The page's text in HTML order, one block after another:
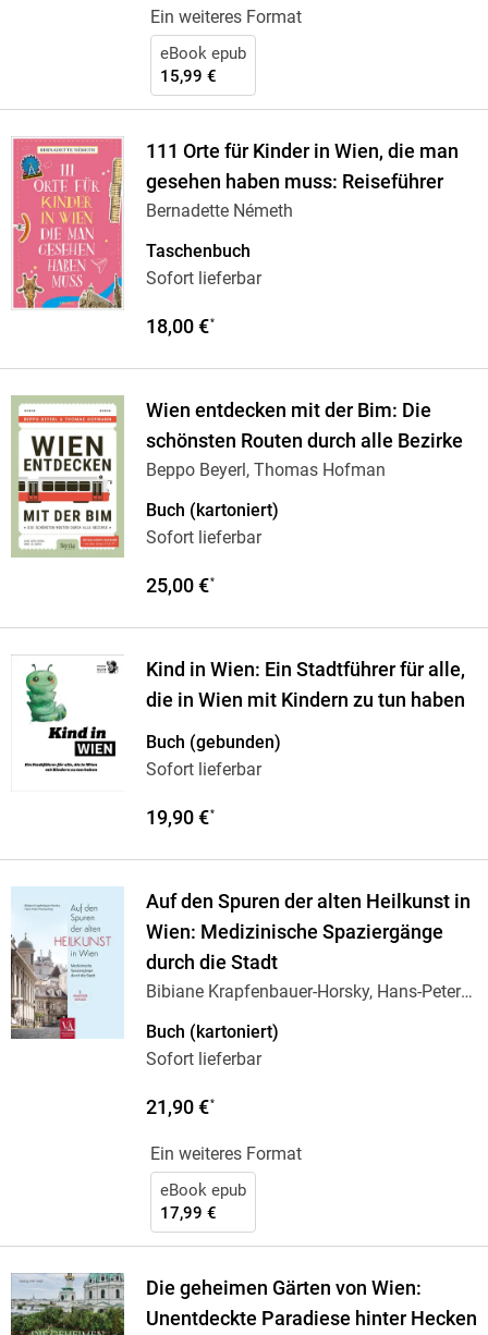
Ein weiteres Format
eBook epub
15,99 €
111 Orte für Kinder in Wien, die man
gesehen haben muss: Reiseführer
Bernadette Németh
Taschenbuch
Sofort lieferbar
18,00 €*
Wien entdecken mit der Bim: Die
schönsten Routen durch alle Bezirke
Beppo Beyerl, Thomas Hofman
Buch (kartoniert)
Sofort lieferbar
25,00 €*
Kind in Wien: Ein Stadtführer für alle,
die in Wien mit Kindern zu tun haben
Buch (gebunden)
Sofort lieferbar
19,90 €*
Auf den Spuren der alten Heilkunst in
Wien: Medizinische Spaziergänge
durch die Stadt
Bibiane Krapfenbauer-Horsky, Hans-Peter…
Buch (kartoniert)
Sofort lieferbar
21,90 €*
Ein weiteres Format
eBook epub
17,99 €
Die geheimen Gärten von Wien:
Unentdeckte Paradiese hinter Hecken